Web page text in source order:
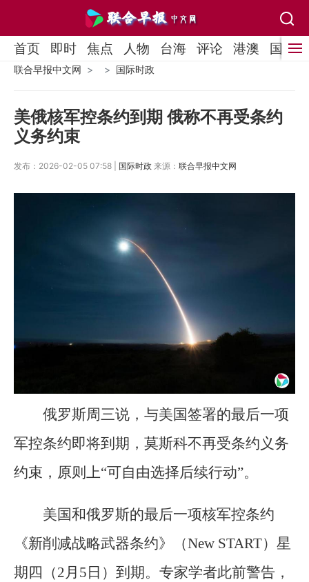
首页 即时 焦点 人物 台海 评论 港澳 国际
联合早报中文网 国际时政
美俄核军控条约到期 俄称不再受条约
义务约束
发布：2026-02-05 07:58 | 国际时政 来源： 联合早报中文网
俄罗斯周三说，与美国签署的最后一项
军控条约即将到期，莫斯科不再受条约义务
约束，原则上“可自由选择后续行动”。
美国和俄罗斯的最后一项核军控条约
《新削减战略武器条约》（New START）星
期四（2月5日）到期。专家学者此前警告，